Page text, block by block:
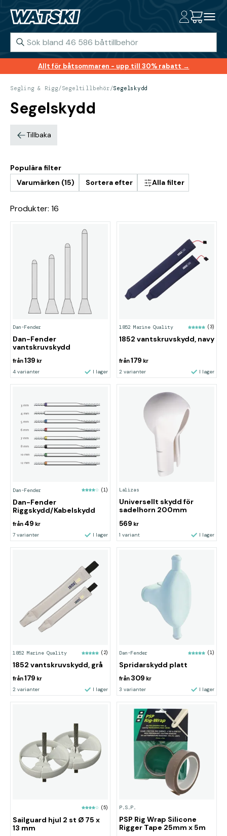
Allt för båtsommaren - upp till 30% rabatt →
Segling & Rigg/Segeltillbehör/Segelskydd
Segelskydd
Tillbaka
Populära filter
Varumärken (15)
Sortera efter Alla filter
Produkter: 16
Dan-Fender
Dan-Fender
vantskruvskydd
från139 kr
4 varianter I lager
1852 Marine Quality (3)
1852 vantskruvskydd, navy
från179 kr
2 varianter I lager
Dan-Fender (1)
Dan-Fender
Riggskydd/Kabelskydd
från 49 kr
7 varianter I lager
Lalizas
Universellt skydd för
sadelhorn 200mm
569 kr
1 variant I lager
1852 Marine Quality (2)
1852 vantskruvskydd, grå
från179 kr
2 varianter I lager
Dan-Fender (1)
Spridarskydd platt
från 309 kr
3 varianter I lager
(5)
Sailguard hjul 2 st Ø 75 x
13 mm
P.S.P.
PSP Rig Wrap Silicone
Rigger Tape 25mm x 5m